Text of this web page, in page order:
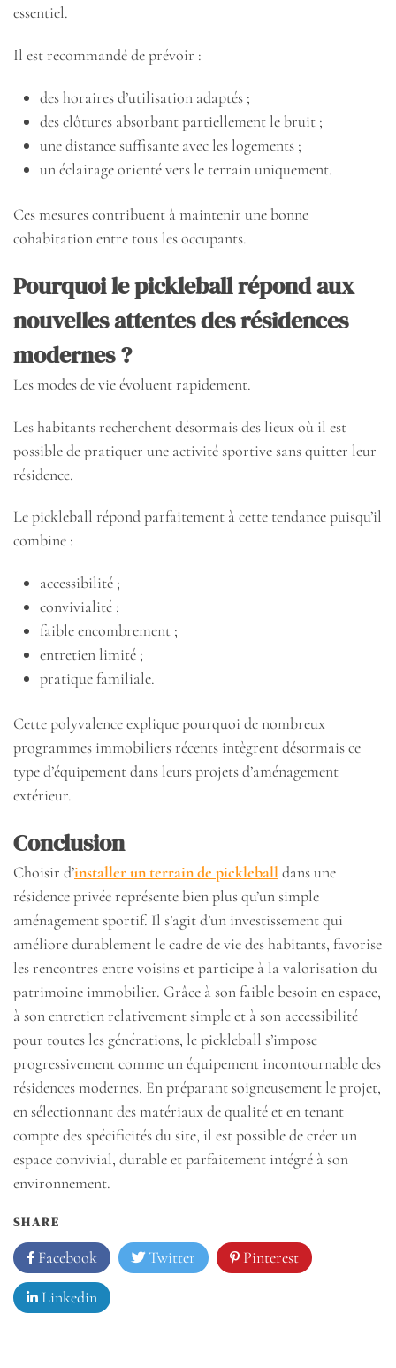
essentiel.
Il est recommandé de prévoir :
des horaires d’utilisation adaptés ;
des clôtures absorbant partiellement le bruit ;
une distance suffisante avec les logements ;
un éclairage orienté vers le terrain uniquement.
Ces mesures contribuent à maintenir une bonne
cohabitation entre tous les occupants.
Pourquoi le pickleball répond aux
nouvelles attentes des résidences
modernes ?
Les modes de vie évoluent rapidement.
Les habitants recherchent désormais des lieux où il est
possible de pratiquer une activité sportive sans quitter leur
résidence.
Le pickleball répond parfaitement à cette tendance puisqu’il
combine :
accessibilité ;
convivialité ;
faible encombrement ;
entretien limité ;
pratique familiale.
Cette polyvalence explique pourquoi de nombreux
programmes immobiliers récents intègrent désormais ce
type d’équipement dans leurs projets d’aménagement
extérieur.
Conclusion
Choisir d’installer un terrain de pickleball dans une
résidence privée représente bien plus qu’un simple
aménagement sportif. Il s’agit d’un investissement qui
améliore durablement le cadre de vie des habitants, favorise
les rencontres entre voisins et participe à la valorisation du
patrimoine immobilier. Grâce à son faible besoin en espace,
à son entretien relativement simple et à son accessibilité
pour toutes les générations, le pickleball s’impose
progressivement comme un équipement incontournable des
résidences modernes. En préparant soigneusement le projet,
en sélectionnant des matériaux de qualité et en tenant
compte des spécificités du site, il est possible de créer un
espace convivial, durable et parfaitement intégré à son
environnement.
SHARE
Facebook Twitter Pinterest
Linkedin